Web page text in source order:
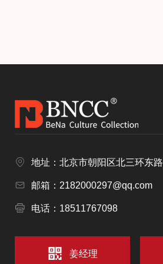
地址：北京市朝阳区北三环东路
邮箱：2182000297@qq.com
电话：18511767098
姜经理